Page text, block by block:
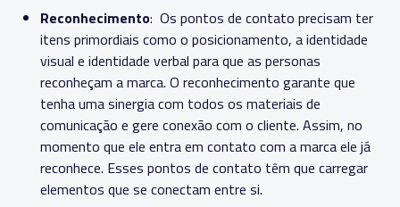
Reconhecimento: Os pontos de contato precisam ter
itens primordiais como o posicionamento, a identidade
visual e identidade verbal para que as personas
reconheçam a marca. O reconhecimento garante que
tenha uma sinergia com todos os materiais de
comunicação e gere conexão com o cliente. Assim, no
momento que ele entra em contato com a marca ele já
reconhece. Esses pontos de contato têm que carregar
elementos que se conectam entre si.